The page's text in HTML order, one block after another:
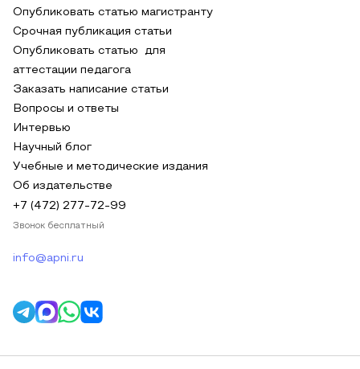
Опубликовать статью магистранту
Срочная публикация статьи
Опубликовать статью для
аттестации педагога
Заказать написание статьи
Вопросы и ответы
Интервью
Научный блог
Учебные и методические издания
Об издательстве
+7 (472) 277-72-99
Звонок бесплатный
info@apni.ru